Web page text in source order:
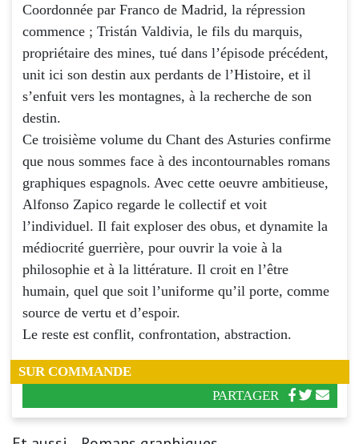
Coordonnée par Franco de Madrid, la répression
commence ; Tristán Valdivia, le fils du marquis,
propriétaire des mines, tué dans l’épisode précédent,
unit ici son destin aux perdants de l’Histoire, et il
s’enfuit vers les montagnes, à la recherche de son
destin.
Ce troisième volume du Chant des Asturies confirme
que nous sommes face à des incontournables romans
graphiques espagnols. Avec cette oeuvre ambitieuse,
Alfonso Zapico regarde le collectif et voit
l’individuel. Il fait exploser des obus, et dynamite la
médiocrité guerrière, pour ouvrir la voie à la
philosophie et à la littérature. Il croit en l’être
humain, quel que soit l’uniforme qu’il porte, comme
source de vertu et d’espoir.
Le reste est conflit, confrontation, abstraction.
SUR COMMANDE
PARTAGER